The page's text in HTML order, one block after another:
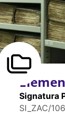
Signatura
SI_ZAC/